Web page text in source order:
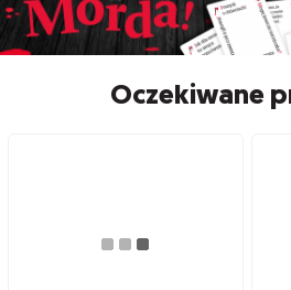
Oczekiwane